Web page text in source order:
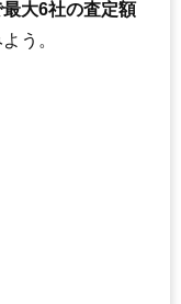
大6社の査定額
う。